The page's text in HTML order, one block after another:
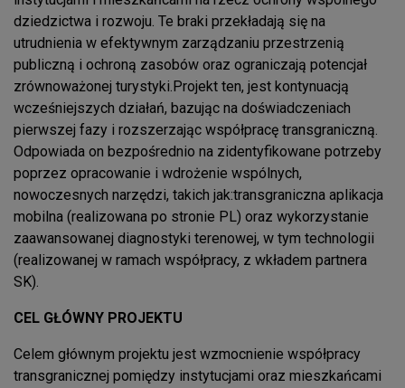
dziedzictwa i rozwoju. Te braki przekładają się na
utrudnienia w efektywnym zarządzaniu przestrzenią
publiczną i ochroną zasobów oraz ograniczają potencjał
zrównoważonej turystyki.Projekt ten, jest kontynuacją
wcześniejszych działań, bazując na doświadczeniach
pierwszej fazy i rozszerzając współpracę transgraniczną.
Odpowiada on bezpośrednio na zidentyfikowane potrzeby
poprzez opracowanie i wdrożenie wspólnych,
nowoczesnych narzędzi, takich jak:transgraniczna aplikacja
mobilna (realizowana po stronie PL) oraz wykorzystanie
zaawansowanej diagnostyki terenowej, w tym technologii
(realizowanej w ramach współpracy, z wkładem partnera
SK).
CEL GŁÓWNY PROJEKTU
Celem głównym projektu jest wzmocnienie współpracy
transgranicznej pomiędzy instytucjami oraz mieszkańcami